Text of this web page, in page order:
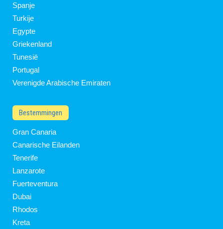
Spanje
Turkije
Egypte
Griekenland
Tunesië
Portugal
Verenigde Arabische Emiraten
Bestemmingen
Gran Canaria
Canarische Eilanden
Tenerife
Lanzarote
Fuerteventura
Dubai
Rhodos
Kreta